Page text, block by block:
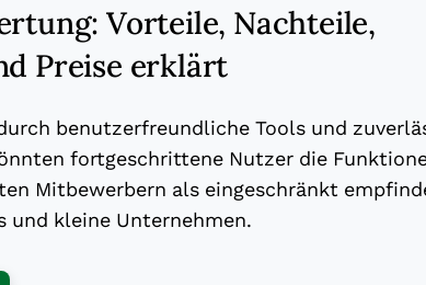
Vorteile, Nachteile,
Preise erklärt
benutzerfreundliche Tools und
fortgeschrittene Nutzer die
Mitbewerbern als eingeschränkt
und kleine Unternehmen.